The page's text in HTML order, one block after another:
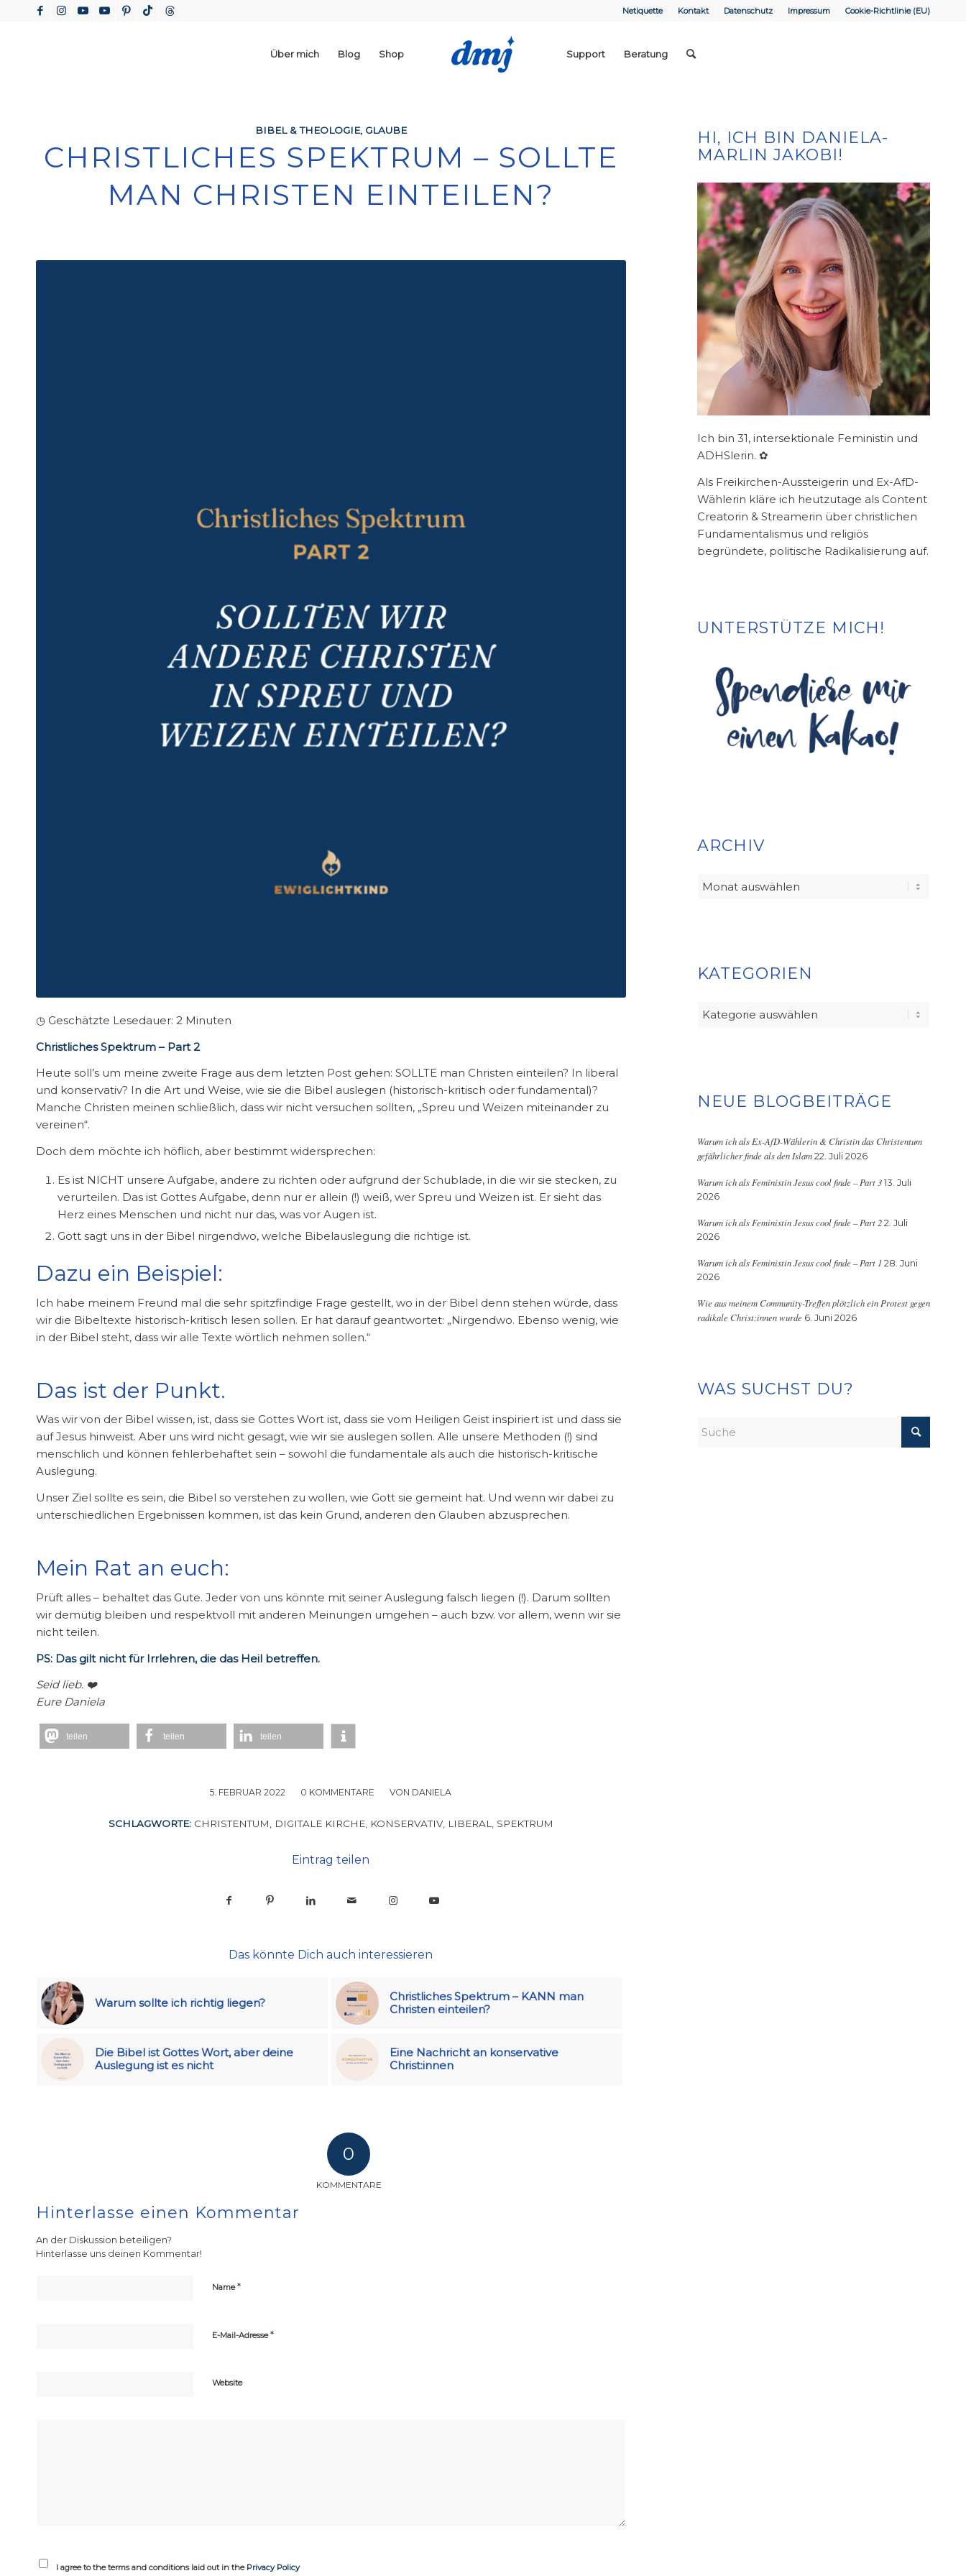
Netiquette Kontakt Datenschutz Impressum Cookie-Richtlinie (EU)
Über mich Blog Shop Support Beratung
BIBEL & THEOLOGIE, GLAUBE
CHRISTLICHES SPEKTRUM – SOLLTE
MAN CHRISTEN EINTEILEN?
◷ Geschätzte Lesedauer: 2 Minuten
Christliches Spektrum – Part 2
Heute soll’s um meine zweite Frage aus dem letzten Post gehen: SOLLTE man Christen einteilen? In liberal
und konservativ? In die Art und Weise, wie sie die Bibel auslegen (historisch-kritisch oder fundamental)?
Manche Christen meinen schließlich, dass wir nicht versuchen sollten, „Spreu und Weizen miteinander zu
vereinen“.
Doch dem möchte ich höflich, aber bestimmt widersprechen:
Es ist NICHT unsere Aufgabe, andere zu richten oder aufgrund der Schublade, in die wir sie stecken, zu
verurteilen. Das ist Gottes Aufgabe, denn nur er allein (!) weiß, wer Spreu und Weizen ist. Er sieht das
Herz eines Menschen und nicht nur das, was vor Augen ist.
Gott sagt uns in der Bibel nirgendwo, welche Bibelauslegung die richtige ist.
Dazu ein Beispiel:
Ich habe meinem Freund mal die sehr spitzfindige Frage gestellt, wo in der Bibel denn stehen würde, dass
wir die Bibeltexte historisch-kritisch lesen sollen. Er hat darauf geantwortet: „Nirgendwo. Ebenso wenig, wie
in der Bibel steht, dass wir alle Texte wörtlich nehmen sollen.“
Das ist der Punkt.
Was wir von der Bibel wissen, ist, dass sie Gottes Wort ist, dass sie vom Heiligen Geist inspiriert ist und dass sie
auf Jesus hinweist. Aber uns wird nicht gesagt, wie wir sie auslegen sollen. Alle unsere Methoden (!) sind
menschlich und können fehlerbehaftet sein – sowohl die fundamentale als auch die historisch-kritische
Auslegung.
Unser Ziel sollte es sein, die Bibel so verstehen zu wollen, wie Gott sie gemeint hat. Und wenn wir dabei zu
unterschiedlichen Ergebnissen kommen, ist das kein Grund, anderen den Glauben abzusprechen.
Mein Rat an euch:
Prüft alles – behaltet das Gute. Jeder von uns könnte mit seiner Auslegung falsch liegen (!). Darum sollten
wir demütig bleiben und respektvoll mit anderen Meinungen umgehen – auch bzw. vor allem, wenn wir sie
nicht teilen.
PS: Das gilt nicht für Irrlehren, die das Heil betreffen.
Seid lieb. ❤️
Eure Daniela
teilen teilen teilen
5. FEBRUAR 2022
/ 0 KOMMENTARE
/ VON DANIELA
SCHLAGWORTE: CHRISTENTUM, DIGITALE KIRCHE, KONSERVATIV, LIBERAL, SPEKTRUM
Eintrag teilen
Das könnte Dich auch interessieren
Warum sollte ich richtig liegen?
Christliches Spektrum – KANN man
Christen einteilen?
Die Bibel ist Gottes Wort, aber deine
Auslegung ist es nicht
Eine Nachricht an konservative
Christ:innen
0
KOMMENTARE
Hinterlasse einen Kommentar
An der Diskussion beteiligen?
Hinterlasse uns deinen Kommentar!
Name*
E-Mail-Adresse*
Website
I agree to the terms and conditions laid out in the Privacy Policy
HI, ICH BIN DANIELA-
MARLIN JAKOBI!
Ich bin 31, intersektionale Feministin und
ADHSlerin. ✿
Als Freikirchen-Aussteigerin und Ex-AfD-
Wählerin kläre ich heutzutage als Content
Creatorin & Streamerin über christlichen
Fundamentalismus und religiös
begründete, politische Radikalisierung auf.
UNTERSTÜTZE MICH!
ARCHIV
KATEGORIEN
Kategorien
NEUE BLOGBEITRÄGE
Warum ich als Ex-AfD-Wählerin & Christin das Christentum
gefährlicher finde als den Islam 22. Juli 2026
Warum ich als Feministin Jesus cool finde – Part 3 13. Juli
2026
Warum ich als Feministin Jesus cool finde – Part 2 2. Juli
2026
Warum ich als Feministin Jesus cool finde – Part 1 28. Juni
2026
Wie aus meinem Community-Treffen plötzlich ein Protest gegen
radikale Christ:innen wurde 6. Juni 2026
WAS SUCHST DU?